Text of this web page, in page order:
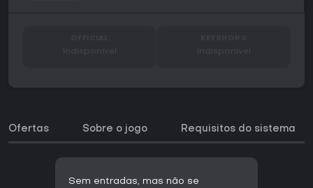
Indisponível Indisponível
Ofertas Sobre o jogo Requisitos do sistema
Sem entradas, mas não se